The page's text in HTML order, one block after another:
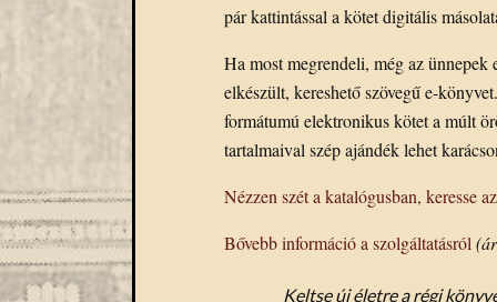
pár kattintással a kötet digitális
Ha most megrendeli, még az ünnepek
elkészült, kereshető szövegű e-
formátumú elektronikus kötet a múlt
tartalmaival szép ajándék lehet
Nézzen szét a katalógusban, keresse
Bővebb információ a szolgáltatásról
Keltse új életre a régi